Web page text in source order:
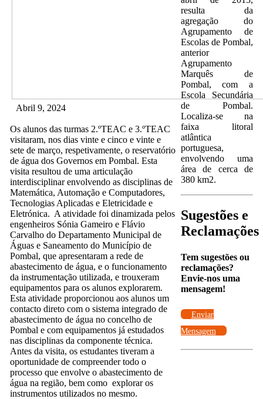
Abril 9, 2024
Os alunos das turmas 2.ºTEAC e 3.ºTEAC
visitaram, nos dias vinte e cinco e vinte e
sete de março, respetivamente, o reservatório
de água dos Governos em Pombal. Esta
visita resultou de uma articulação
interdisciplinar envolvendo as disciplinas de
Matemática, Automação e Computadores,
Tecnologias Aplicadas e Eletricidade e
Eletrónica. A atividade foi dinamizada pelos
engenheiros Sónia Gameiro e Flávio
Carvalho do Departamento Municipal de
Águas e Saneamento do Município de
Pombal, que apresentaram a rede de
abastecimento de água, e o funcionamento
da instrumentação utilizada, e trouxeram
equipamentos para os alunos explorarem.
Esta atividade proporcionou aos alunos um
contacto direto com o sistema integrado de
abastecimento de água no concelho de
Pombal e com equipamentos já estudados
nas disciplinas da componente técnica.
Antes da visita, os estudantes tiveram a
oportunidade de compreender todo o
processo que envolve o abastecimento de
água na região, bem como explorar os
instrumentos utilizados no mesmo.
resulta da
agregação do
Agrupamento de
Escolas de Pombal,
anterior
Agrupamento
Marquês de
Pombal, com a
Escola Secundária
de Pombal.
Localiza-se na
faixa litoral
atlântica
portuguesa,
envolvendo uma
área de cerca de
380 km2.
Sugestões e
Reclamações
Tem sugestões ou
reclamações?
Envie-nos uma
mensagem!
Enviar
Mensagem